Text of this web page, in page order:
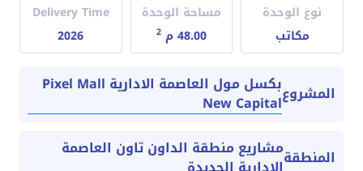
نوع الوحدة
مكاتب
مساحة الوحدة
48.00 م
2
Delivery Time
2026
المشروع بكسل مول العاصمة الادارية Pixel Mall
New Capital
المنطقةمشاريع منطقة الداون تاون العاصمة